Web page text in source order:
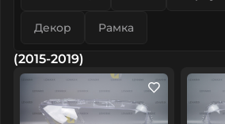
Декор Рамка
(2015-2019)